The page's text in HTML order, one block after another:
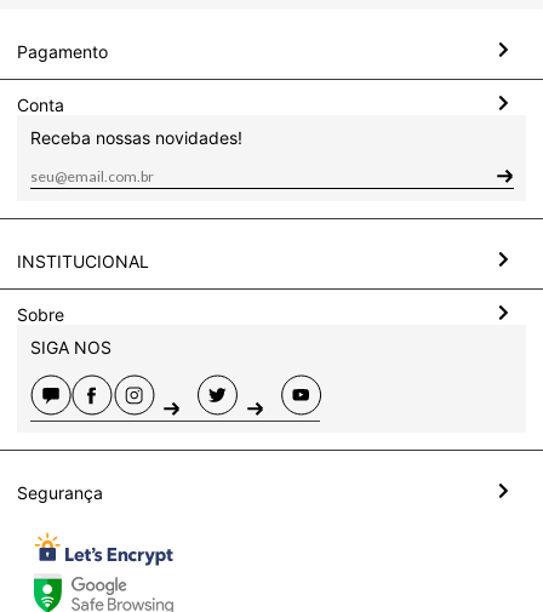
Pagamento
Conta
Receba nossas novidades!
INSTITUCIONAL
Sobre
SIGA NOS
Segurança